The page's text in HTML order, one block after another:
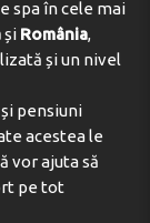
and a bar.
buffet,
Staff
spa în cele mai
și România,
și un nivel
pensiuni
acestea le
vor ajuta să
pe tot